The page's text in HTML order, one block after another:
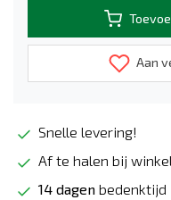
Aan
Snelle levering!
Af te halen bij
14 dagen bedenktijd